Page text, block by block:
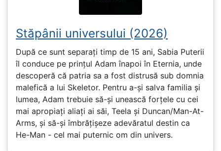
Stăpânii universului (2026)
După ce sunt separați timp de 15 ani, Sabia Puterii
îl conduce pe prințul Adam înapoi în Eternia, unde
descoperă că patria sa a fost distrusă sub domnia
malefică a lui Skeletor. Pentru a-și salva familia și
lumea, Adam trebuie să-și unească forțele cu cei
mai apropiați aliați ai săi, Teela și Duncan/Man-At-
Arms, și să-și îmbrățișeze adevăratul destin ca
He-Man - cel mai puternic om din univers.